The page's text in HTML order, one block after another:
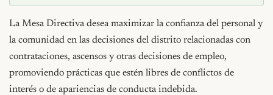
La Mesa Directiva desea maximizar la confianza del personal y
la comunidad en las decisiones del distrito relacionadas con
contrataciones, ascensos y otras decisiones de empleo,
promoviendo prácticas que estén libres de conflictos de
interés o de apariencias de conducta indebida.